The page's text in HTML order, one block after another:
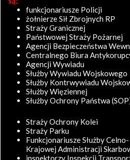
funkcjonariusze Policji
żołnierze Sił Zbrojnych RP
Straży Granicznej
Państwowej Straży Pożarnej
Agencji Bezpieczeństwa
Centralnego Biura
Agencji Wywiadu
Służby Wywiadu Wojskowego
Służby Kontrwywiadu
Służby Więziennej
Służby Ochrony Państwa
Straży Ochrony Kolei
Straży Parku
Funkcjonariusze Służby
Krajowej Administracji
inspektorzy Inspekcji